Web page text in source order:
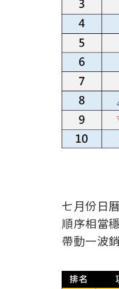
七月份日
順序相當
帶動一波